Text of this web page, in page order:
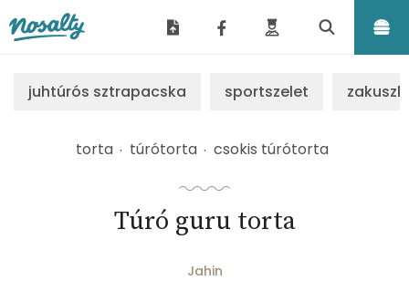
juhtúrós sztrapacska sportszelet
torta túrótorta csokis túrótorta
Túró guru torta
Jahin